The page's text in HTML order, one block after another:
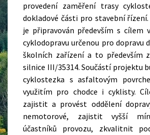
provedení zaměření trasy
dokladové části pro stavební řízení.
je připravován především s cílem
cyklodopravu určenou pro dopravu
školních zařízení a to především
silnice III/35314. Součástí projektu
cyklostezka s asfaltovým
využitím pro chodce i cyklisty.
zajistit a provést oddělení
nemotorové, zajistit vyšší
účastníků provozu, zkvalitnit